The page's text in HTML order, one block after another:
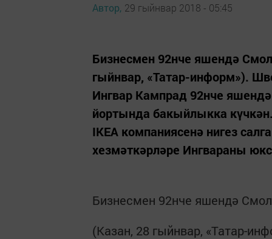
Автор, 29 гыйнвар 2018 - 05:45
Бизнесмен 92нче яшендә
гыйнвар, «Татар-информ»).
Ингвар Кампрад 92нче
йортында бакыйлыкка
IKEA компаниясенә нигез
хезмәткәрләре Ингвараны
Бизнесмен 92нче яшендә
(Казан, 28 гыйнвар, «Татар-